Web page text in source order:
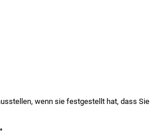
wenn sie festgestellt hat, dass Sie